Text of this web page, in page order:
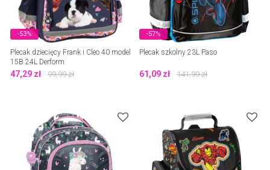
-53%
Plecak dziecięcy Frank i Cleo 40 model
15B 24L Derform
47,29 zł 99,99zł
-57%
Plecak szkolny 23L Paso
61,09 zł 141,99zł